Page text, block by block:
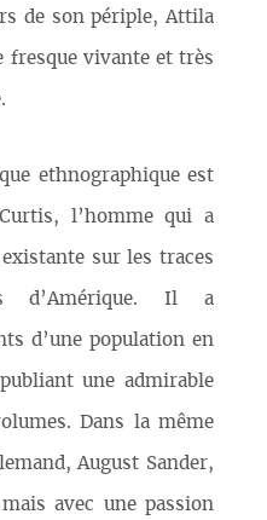
de son périple, Attila
fresque vivante et très
ethnographique est
l’homme qui a
sur les traces
d’Amérique. Il a
d’une population en
une admirable
Dans la même
August Sander,
avec une passion